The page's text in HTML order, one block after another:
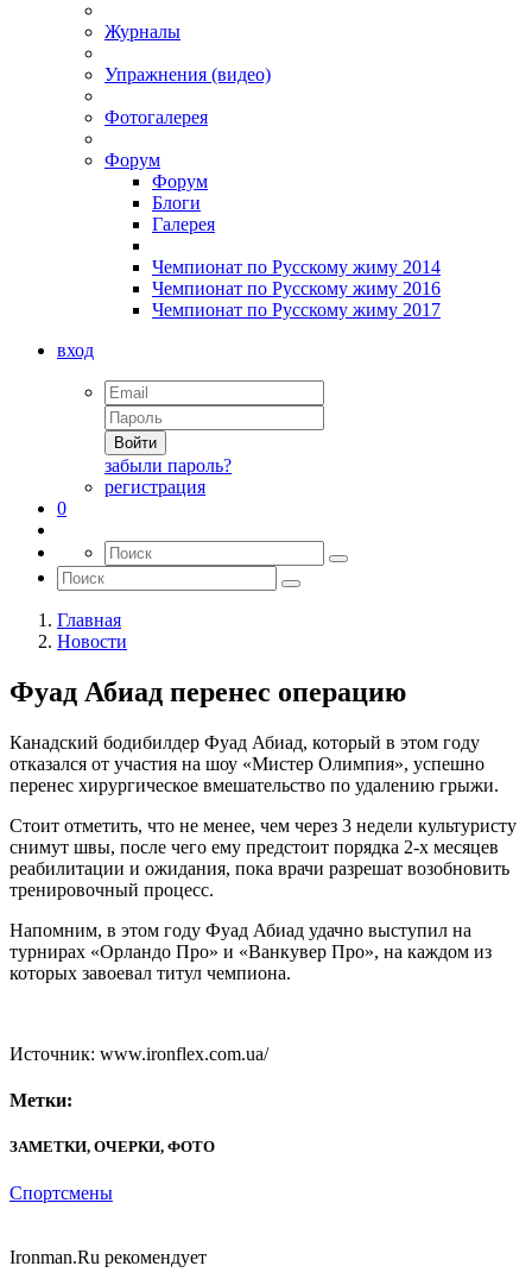
Журналы
Упражнения (видео)
Фотогалерея
Форум
Форум
Блоги
Галерея
Чемпионат по Русскому жиму 2014
Чемпионат по Русскому жиму 2016
Чемпионат по Русскому жиму 2017
вход
Войти
забыли пароль?
регистрация
0
Главная
Новости
Фуад Абиад перенес операцию
Канадский бодибилдер Фуад Абиад, который в этом году
отказался от участия на шоу «Мистер Олимпия», успешно
перенес хирургическое вмешательство по удалению грыжи.
Стоит отметить, что не менее, чем через 3 недели культуристу
снимут швы, после чего ему предстоит порядка 2-х месяцев
реабилитации и ожидания, пока врачи разрешат возобновить
тренировочный процесс.
Напомним, в этом году Фуад Абиад удачно выступил на
турнирах «Орландо Про» и «Ванкувер Про», на каждом из
которых завоевал титул чемпиона.
Источник: www.ironflex.com.ua/
Метки:
ЗАМЕТКИ, ОЧЕРКИ, ФОТО
Спортсмены
Ironman.Ru рекомендует